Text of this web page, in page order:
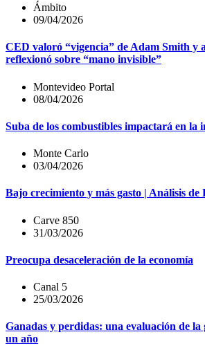
Ámbito
09/04/2026
CED valoró “vigencia” de Adam Smith y
reflexionó sobre “mano invisible”
Montevideo Portal
08/04/2026
Suba de los combustibles impactará en la
Monte Carlo
03/04/2026
Bajo crecimiento y más gasto | Análisis
Carve 850
31/03/2026
Preocupa desaceleración de la economía
Canal 5
25/03/2026
Ganadas y perdidas: una evaluación de la
un año